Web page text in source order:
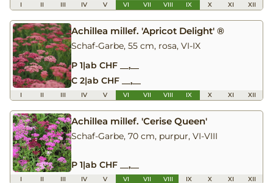
I II III IV V VI VII VIII IX X XI XII
Achillea millef. 'Apricot Delight' ®
Schaf-Garbe, 55 cm, rosa, VI-IX
P 1|ab CHF __,__
C 2|ab CHF __,__
I II III IV V VI VII VIII IX X XI XII
Achillea millef. 'Cerise Queen'
Schaf-Garbe, 70 cm, purpur, VI-VIII
P 1|ab CHF __,__
I II III IV V VI VII VIII IX X XI XII